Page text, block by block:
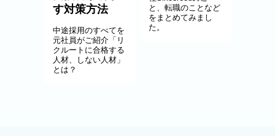
す対策方法
中途採用のすべてを
元社員がご紹介「リ
クルートに合格する
人材、しない人材」
とは？
と、転職のことなど
をまとめてみまし
た。